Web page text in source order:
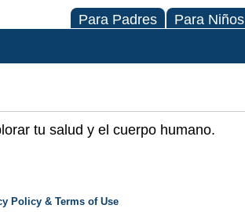
Para Padres Para Niños
tu salud y el cuerpo humano.
Policy & Terms of Use